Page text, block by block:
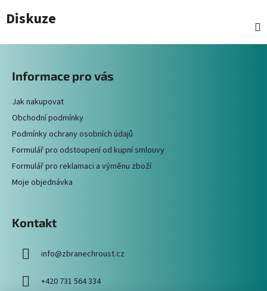
Diskuze
Informace pro vás
Jak nakupovat
Obchodní podmínky
Podmínky ochrany osobních údajů
Formulář pro odstoupení od kupní smlouvy
Formulář pro reklamaci a výměnu zboží
Moje objednávka
Kontakt
info@zbranechroust.cz
+420 731 564 334